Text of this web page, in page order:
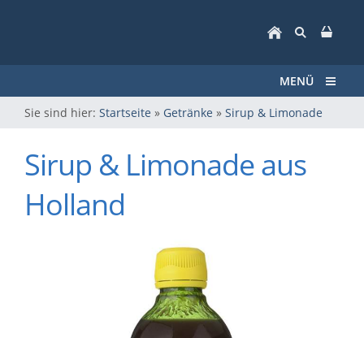
MENÜ
Sie sind hier: Startseite » Getränke » Sirup & Limonade
Sirup & Limonade aus
Holland